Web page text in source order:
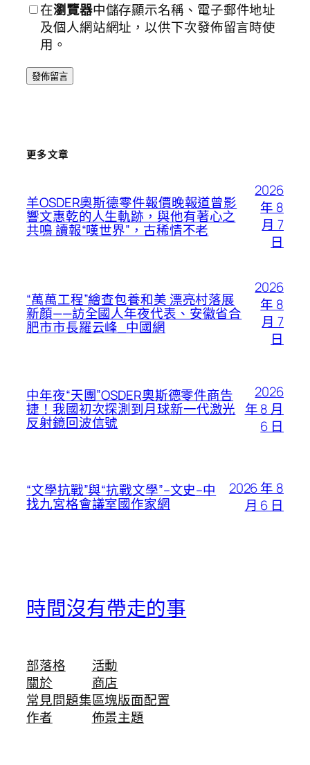
在瀏覽器中儲存顯示名稱、電子郵件地址
及個人網站網址，以供下次發佈留言時使
用。
更多文章
羊OSDER奧斯德零件報價晚報道曾影
響文惠乾的人生軌跡，與他有著心之
共鳴 讀報“嘆世界”，古稀情不老
2026
年 8
月 7
日
“萬萬工程”繪查包養和美 漂亮村落展
新顏——訪全國人年夜代表、安徽省合
肥市市長羅云峰_中國網
2026
年 8
月 7
日
中年夜“天團”OSDER奧斯德零件商告
捷！我國初次探測到月球新一代激光
反射鏡回波信號
2026
年 8 月
6 日
“文學抗戰”與“抗戰文學”–文史–中
找九宮格會議室國作家網
2026 年 8
月 6 日
時間沒有帶走的事
部落格
關於
常見問題集
作者
活動
商店
區塊版面配置
佈景主題